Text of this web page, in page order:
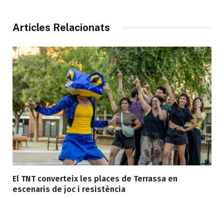
Articles Relacionats
El TNT converteix les places de Terrassa en
escenaris de joc i resistència